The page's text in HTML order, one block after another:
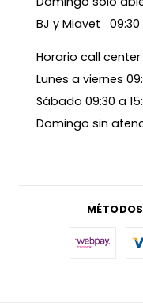
BJ y Miavet 09:30
Horario call center
Lunes a viernes
Sábado 09:30 a
Domingo sin